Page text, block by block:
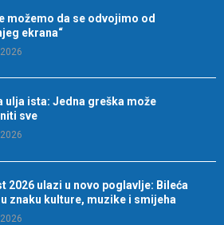
možemo da se odvojimo od
ekrana“
ulja ista: Jedna greška može
sve
2026 ulazi u novo poglavlje: Bileća
znaku kulture, muzike i smijeha